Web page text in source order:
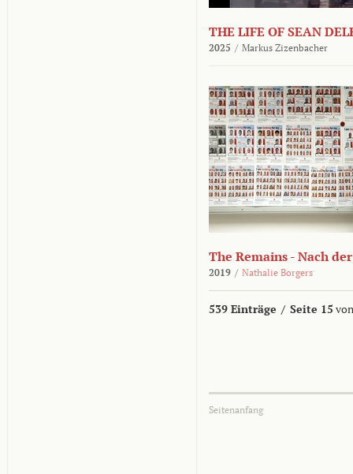
THE LIFE OF SEAN
2025 / Markus Zizenbacher
The Remains - Nach
2019 / Nathalie Borgers
539 Einträge / Seite 15
Seitenanfang